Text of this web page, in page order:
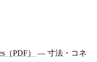
（PDF）
— 寸法・コネ